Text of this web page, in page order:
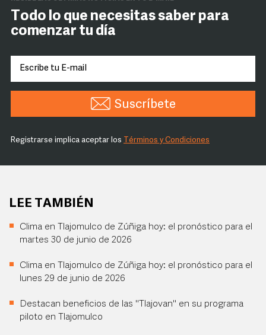
Todo lo que necesitas saber para
comenzar tu día
Suscríbete
Registrarse implica aceptar los Términos y Condiciones
LEE TAMBIÉN
Clima en Tlajomulco de Zúñiga hoy: el pronóstico para el
martes 30 de junio de 2026
Clima en Tlajomulco de Zúñiga hoy: el pronóstico para el
lunes 29 de junio de 2026
Destacan beneficios de las "Tlajovan" en su programa
piloto en Tlajomulco